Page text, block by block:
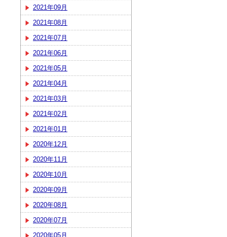
2021年09月
2021年08月
2021年07月
2021年06月
2021年05月
2021年04月
2021年03月
2021年02月
2021年01月
2020年12月
2020年11月
2020年10月
2020年09月
2020年08月
2020年07月
2020年05月